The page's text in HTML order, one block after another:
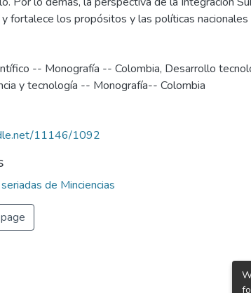
fortalece los propósitos y las políticas
-- Monografía -- Colombia, Desarrollo
y tecnología -- Monografía-- Colombia
11146/1092
de Minciencias